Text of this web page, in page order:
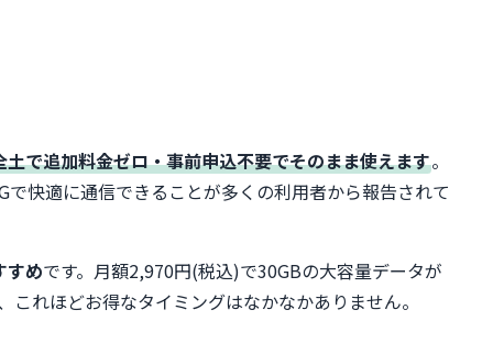
で追加料金ゼロ・事前申込不要でそのまま使えます。
快適に通信できることが多くの利用者から報告されて
すめです。月額2,970円(税込)で30GBの大容量データが
これほどお得なタイミングはなかなかありません。